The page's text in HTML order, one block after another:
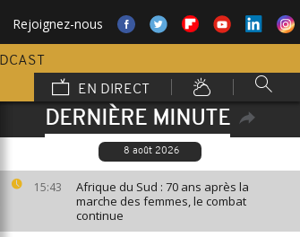
Rejoignez-nous
EN DIRECT
DERNIÈRE MINUTE
8 août 2026
15:43
Afrique du Sud : 70 ans après la
marche des femmes, le combat
continue